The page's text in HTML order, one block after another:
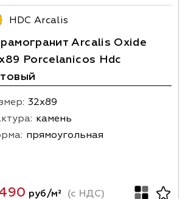
HDC Arcalis
Arcalis Oxide
Porcelanicos Hdc
32х89
камень
прямоугольная
руб/м² (с НДС)